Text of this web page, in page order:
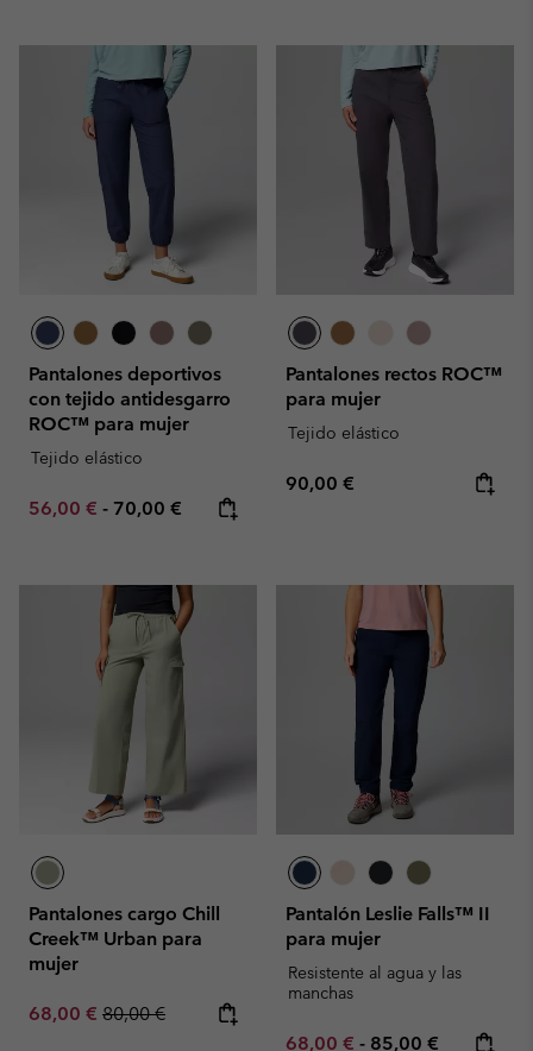
Pantalones deportivos
con tejido antidesgarro
ROC™ para mujer
Tejido elástico
Minimum sale price:
56,00 € - Maximum price:
70,00 €
Pantalones rectos ROC™
para mujer
Tejido elástico
Regular price:
90,00 €
Pantalones cargo Chill
Creek™ Urban para
mujer
Sale price:
68,00 € Regular price:
80,00 €
Pantalón Leslie Falls™ II
para mujer
Resistente al agua y las
manchas
Minimum sale price:
68,00 € - Maximum price:
85,00 €